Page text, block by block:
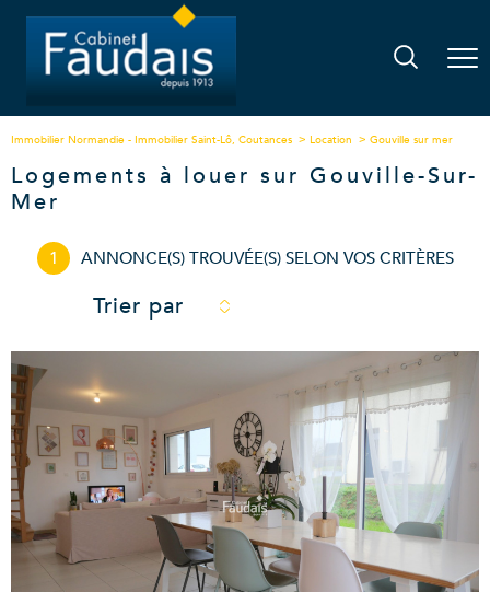
Immobilier Normandie - Immobilier Saint-Lô, Coutances Location Gouville sur mer
Logements à louer sur Gouville-Sur-
Mer
1 ANNONCE(S) TROUVÉE(S) SELON VOS CRITÈRES
Trier par